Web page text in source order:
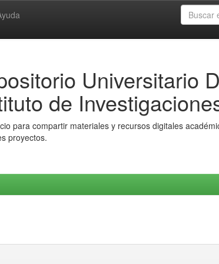
Universitario
de
para compartir materiales y recursos digitales
proyectos.